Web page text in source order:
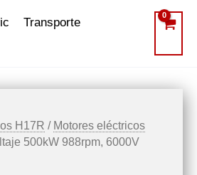
Transporte
H17R / Motores eléctricos
500kW 988rpm, 6000V